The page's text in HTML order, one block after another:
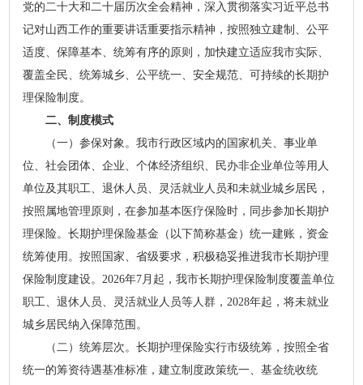
党的二十大和二十届历次全会精神，深入贯彻落实习近平总书
记对山西工作的重要讲话重要指示精神，按照独立建制、公平
适度、保障基本、统筹有序的原则，加快建立适应我市实际、
覆盖全民、统筹城乡、公平统一、安全规范、可持续的长期护
理保险制度。
二、制度模式
（一）参保对象。我市行政区域内的国家机关、事业单
位、社会团体、企业、个体经济组织、民办非企业单位等用人
单位及其职工、退休人员、灵活就业人员和未就业城乡居民，
按照属地管理原则，在参加基本医疗保险时，同步参加长期护
理保险。长期护理保险基金（以下简称基金）统一建账，资金
统筹使用。按照国家、省级要求，积极稳妥推进我市长期护理
保险制度建设。2026年7月起，我市长期护理保险制度覆盖单位
职工、退休人员、灵活就业人员等人群，2028年起，将未就业
城乡居民纳入保障范围。
（二）统筹层次。长期护理保险实行市级统筹，按照全省
统一的筹资待遇基准标准，建立制度政策统一、基金统收统